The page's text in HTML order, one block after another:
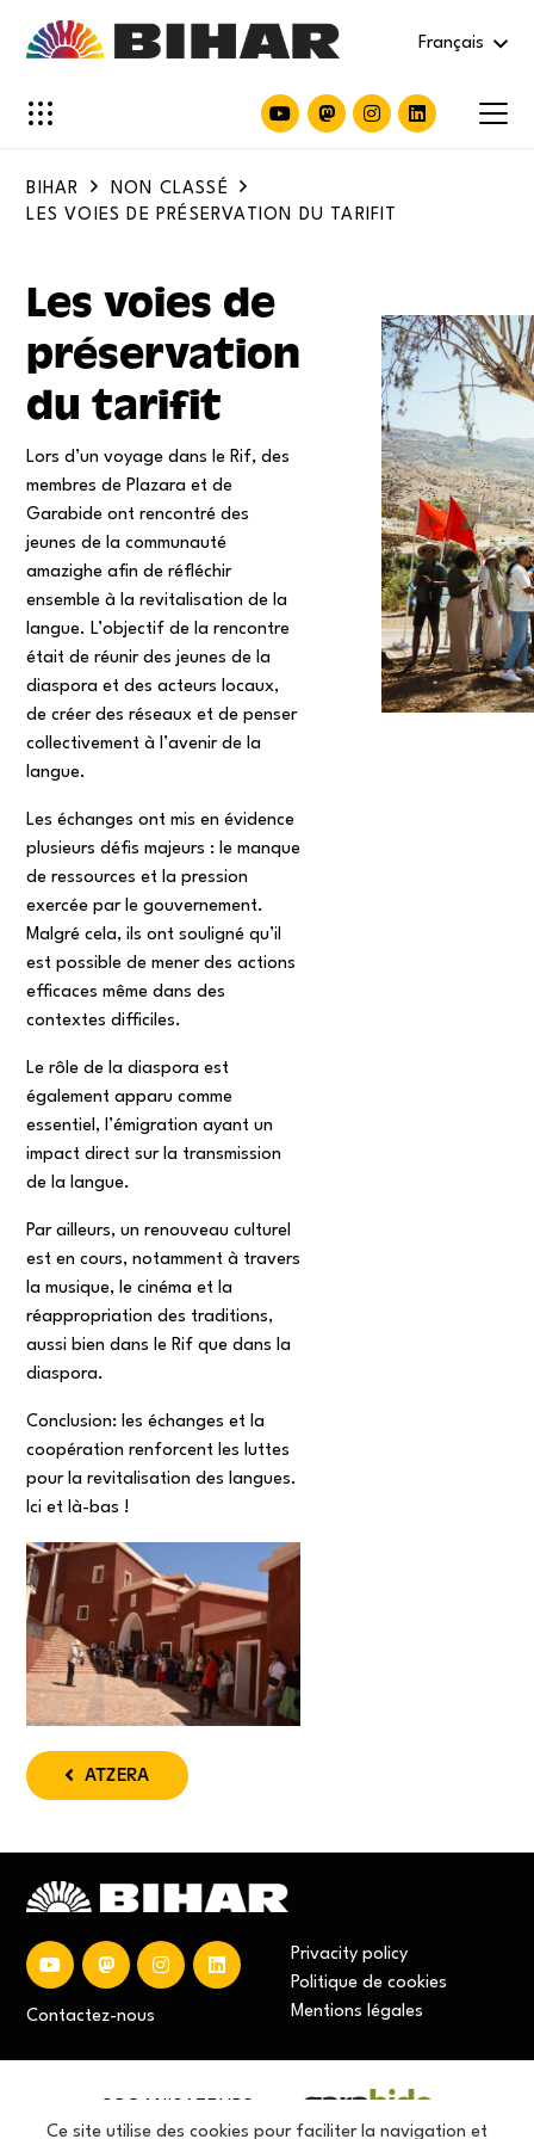
Français
BIHAR
NON CLASSÉ
LES VOIES DE PRÉSERVATION DU TARIFIT
Les voies de
préservation
du tarifit
Lors d’un voyage dans le Rif, des
membres de Plazara et de
Garabide ont rencontré des
jeunes de la communauté
amazighe afin de réfléchir
ensemble à la revitalisation de la
langue. L’objectif de la rencontre
était de réunir des jeunes de la
diaspora et des acteurs locaux,
de créer des réseaux et de penser
collectivement à l’avenir de la
langue.
Les échanges ont mis en évidence
plusieurs défis majeurs : le manque
de ressources et la pression
exercée par le gouvernement.
Malgré cela, ils ont souligné qu’il
est possible de mener des actions
efficaces même dans des
contextes difficiles.
Le rôle de la diaspora est
également apparu comme
essentiel, l’émigration ayant un
impact direct sur la transmission
de la langue.
Par ailleurs, un renouveau culturel
est en cours, notamment à travers
la musique, le cinéma et la
réappropriation des traditions,
aussi bien dans le Rif que dans la
diaspora.
Conclusion: les échanges et la
coopération renforcent les luttes
pour la revitalisation des langues.
Ici et là-bas !
ATZERA
Contactez-nous
Privacity policy
Politique de cookies
Mentions légales
Ce site utilise des cookies pour faciliter la navigation et